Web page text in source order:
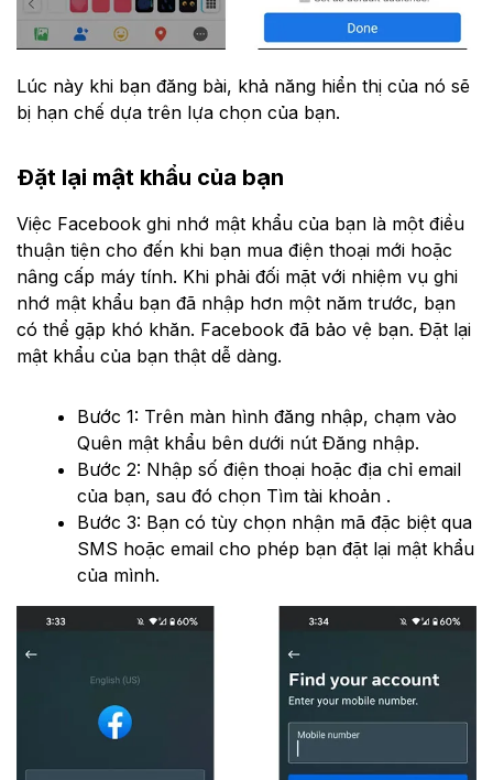
Lúc này khi bạn đăng bài, khả năng hiển thị của nó sẽ
bị hạn chế dựa trên lựa chọn của bạn.
Đặt lại mật khẩu của bạn
Việc Facebook ghi nhớ mật khẩu của bạn là một điều
thuận tiện cho đến khi bạn mua điện thoại mới hoặc
nâng cấp máy tính. Khi phải đối mặt với nhiệm vụ ghi
nhớ mật khẩu bạn đã nhập hơn một năm trước, bạn
có thể gặp khó khăn. Facebook đã bảo vệ bạn. Đặt lại
mật khẩu của bạn thật dễ dàng.
Bước 1: Trên màn hình đăng nhập, chạm vào
Quên mật khẩu bên dưới nút Đăng nhập.
Bước 2: Nhập số điện thoại hoặc địa chỉ email
của bạn, sau đó chọn Tìm tài khoản .
Bước 3: Bạn có tùy chọn nhận mã đặc biệt qua
SMS hoặc email cho phép bạn đặt lại mật khẩu
của mình.